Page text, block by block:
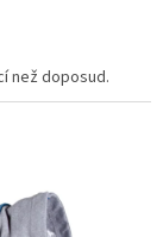
než doposud.